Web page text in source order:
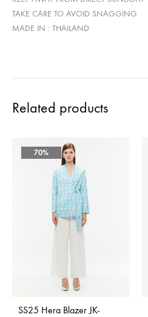
TAKE CARE TO AVOID SNAGGING
MADE IN : THAILAND
Related products
70%
SS25 Hera Blazer JK-